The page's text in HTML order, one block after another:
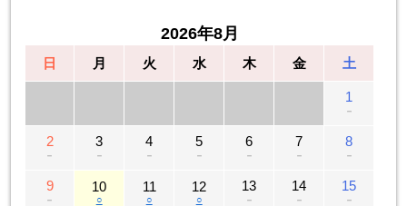
2026年8月
日 月 火 水 木 金 土
1
－
2
－
3
－
4
－
5
－
6
－
7
－
8
－
9
－
10
○
11
○
12
○
13
－
14
－
15
－